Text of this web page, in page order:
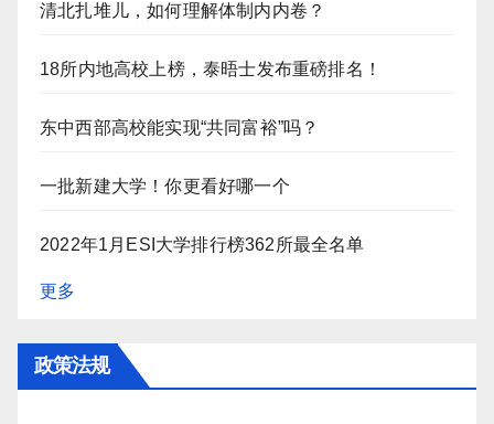
清北扎堆儿，如何理解体制内内卷？
18所内地高校上榜，泰晤士发布重磅排名！
东中西部高校能实现“共同富裕”吗？
一批新建大学！你更看好哪一个
2022年1月ESI大学排行榜362所最全名单
更多
政策法规